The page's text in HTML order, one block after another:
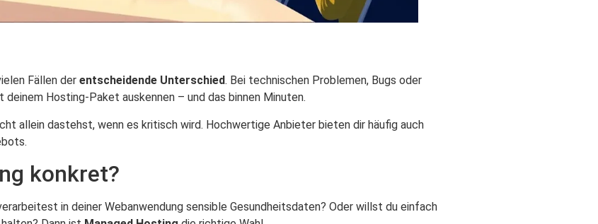
Fällen der entscheidende Unterschied. Bei technischen Problemen, Bugs oder
Hosting-Paket auskennen – und das binnen Minuten.
allein dastehst, wenn es kritisch wird. Hochwertige Anbieter bieten dir häufig auch
konkret?
in deiner Webanwendung sensible Gesundheitsdaten? Oder willst du einfach